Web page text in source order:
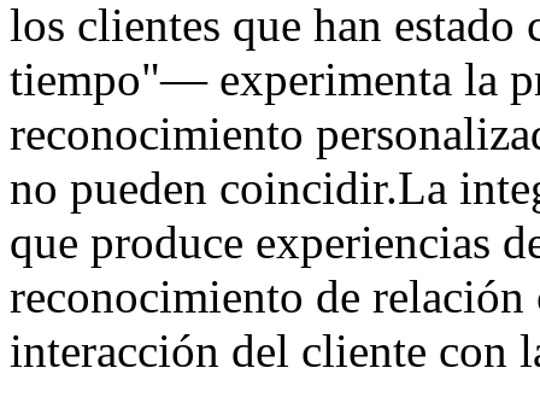
los clientes que han
tiempo"— experimenta la
reconocimiento
no pueden coincidir.La
que produce experiencias
reconocimiento de relación
interacción del cliente con